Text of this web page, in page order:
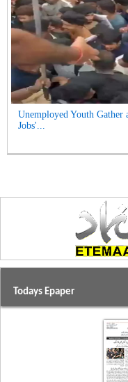
Unemployed Youth
Jobs'...
Todays Epaper